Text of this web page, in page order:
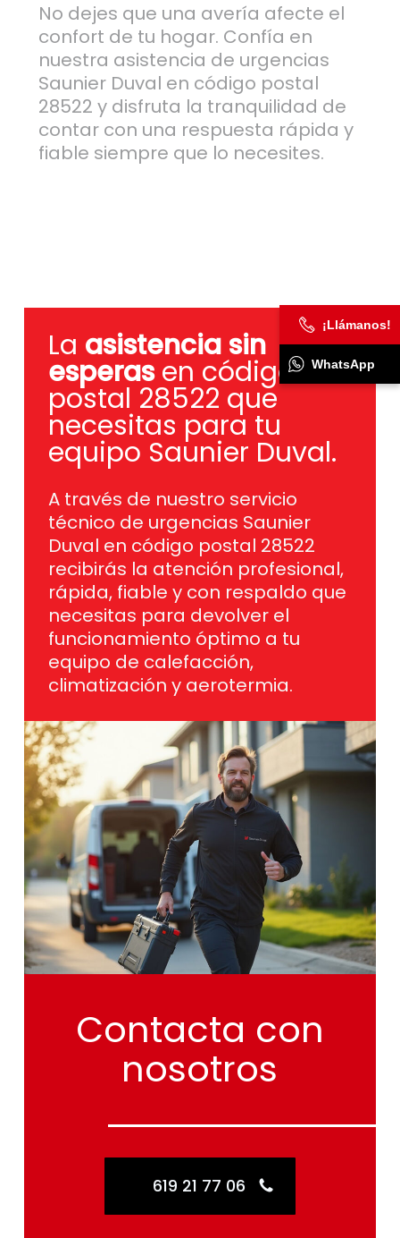
No dejes que una avería afecte el
confort de tu hogar. Confía en
nuestra asistencia de urgencias
Saunier Duval en código postal
28522 y disfruta la tranquilidad de
contar con una respuesta rápida y
fiable siempre que lo necesites.
La asistencia sin
esperasen código
postal 28522 que
necesitas para tu
equipo Saunier Duval.
A través de nuestro servicio
técnico de urgencias Saunier
Duval en código postal 28522
recibirás la atención profesional,
rápida, fiable y con respaldo que
necesitas para devolver el
funcionamiento óptimo a tu
equipo de calefacción,
climatización y aerotermia.
Contacta con
nosotros
619 21 77 06
¡Llámanos!
WhatsApp